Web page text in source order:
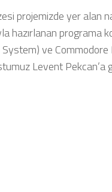
projemizde yer alan
hazırlanan programa
ve Commodore
Levent